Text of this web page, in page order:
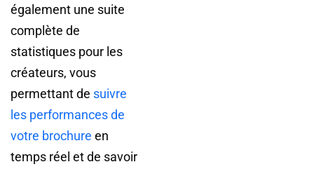
également une suite
complète de
statistiques pour les
créateurs, vous
permettant de suivre
les performances de
votre brochure en
temps réel et de savoir